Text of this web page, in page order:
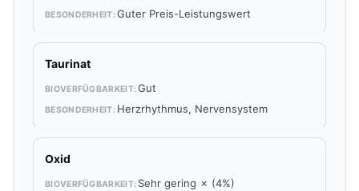
Guter Preis-Leistungswert
Taurinat
Gut
Herzrhythmus, Nervensystem
Oxid
Sehr gering ✗ (4%)